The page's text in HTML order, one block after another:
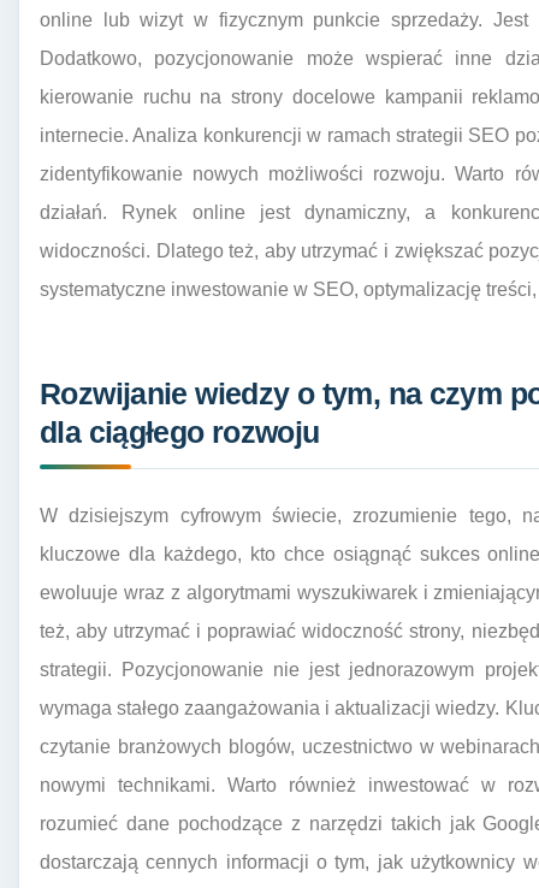
online lub wizyt w fizycznym punkcie sprzedaży. Jest
Dodatkowo, pozycjonowanie może wspierać inne
kierowanie ruchu na strony docelowe kampanii
internecie. Analiza konkurencji w ramach strategii SEO
zidentyfikowanie nowych możliwości rozwoju. Warto
działań. Rynek online jest dynamiczny, a
widoczności. Dlatego też, aby utrzymać i zwiększać
systematyczne inwestowanie w SEO, optymalizację
Rozwijanie wiedzy o tym, na czym
dla ciągłego rozwoju
W dzisiejszym cyfrowym świecie, zrozumienie tego,
kluczowe dla każdego, kto chce osiągnąć sukces
ewoluuje wraz z algorytmami wyszukiwarek i
też, aby utrzymać i poprawiać widoczność strony,
strategii. Pozycjonowanie nie jest jednorazowym
wymaga stałego zaangażowania i aktualizacji wiedzy.
czytanie branżowych blogów, uczestnictwo w
nowymi technikami. Warto również inwestować w
rozumieć dane pochodzące z narzędzi takich jak
dostarczają cennych informacji o tym, jak użytkownicy